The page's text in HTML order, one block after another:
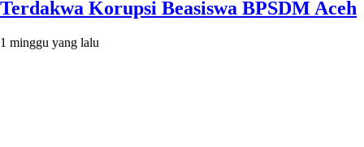
Terdakwa Korupsi Beasiswa BPSDM Aceh
1 minggu yang lalu